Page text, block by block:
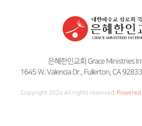
은혜한인교회 Grace Ministries
1645 W. Valencia Dr., Fullerton, CA 92833
Copyright 2024 All rights reserved. Powered